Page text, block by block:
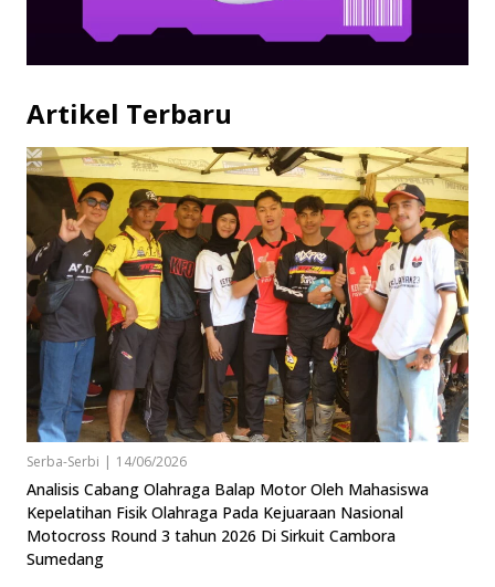
Artikel Terbaru
Serba-Serbi | 14/06/2026
Analisis Cabang Olahraga Balap Motor Oleh Mahasiswa
Kepelatihan Fisik Olahraga Pada Kejuaraan Nasional
Motocross Round 3 tahun 2026 Di Sirkuit Cambora
Sumedang